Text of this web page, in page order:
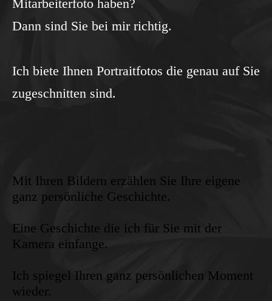
Mitarbeiterfoto haben?
Dann sind Sie bei mir richtig.
Ich biete Ihnen Portraitfotos die genau auf Sie
zugeschnitten sind.
Mit Ihren Bildern erzählen Sie Ihre eigene
ganz persönliche Geschichte.
Eine Geschichte die ich für Sie mit der
Kamera einfange.
Ich spiegel Ihren ganz persönlichen Moment
wieder.